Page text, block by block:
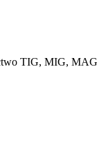
TIG, MIG, MAG